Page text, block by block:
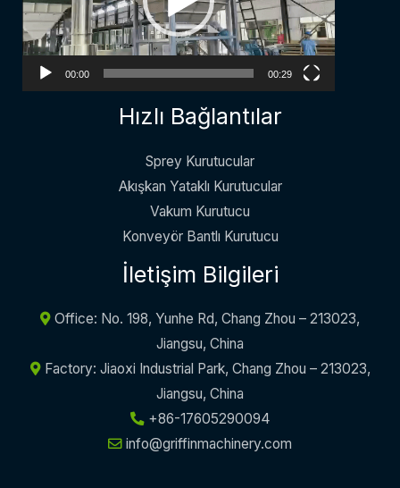
00:00 00:29
Hızlı Bağlantılar
Sprey Kurutucular
Akışkan Yataklı Kurutucular
Vakum Kurutucu
Konveyör Bantlı Kurutucu
İletişim Bilgileri
Office: No. 198, Yunhe Rd, Chang Zhou – 213023,
Jiangsu, China
Factory: Jiaoxi Industrial Park, Chang Zhou – 213023,
Jiangsu, China
+86-17605290094
info@griffinmachinery.com